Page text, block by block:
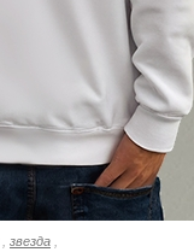
звезда